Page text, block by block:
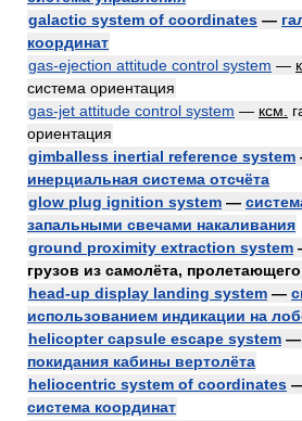
galactic system of coordinates —
координат
gas-ejection attitude control system —
система ориентация
gas-jet attitude control system — ксм.
ориентация
gimballess inertial reference system
инерциальная система отсчёта
glow plug ignition system —
запальными свечами накаливания
ground proximity extraction system
грузов из самолёта,
head-up display landing system —
использованием индикации на
helicopter capsule escape system —
покидания кабины вертолёта
heliocentric system of coordinates
система координат